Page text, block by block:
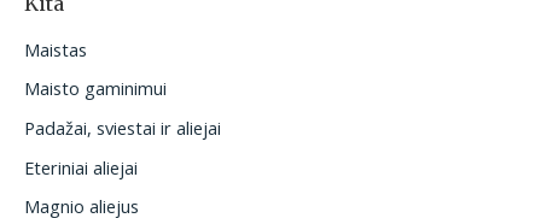
Maistas
Maisto gaminimui
Padažai, sviestai ir aliejai
Eteriniai aliejai
Magnio aliejus